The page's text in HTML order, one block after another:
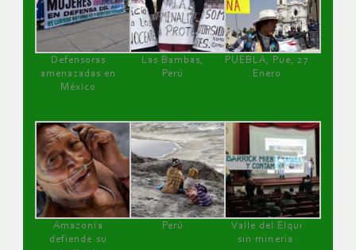
Defensoras
amenazadas en
México
Las Bambas,
Perú
PUEBLA, Pue, 27
Enero
Amazonía
defiende su
Perú
Valle del Elqui
sin minería.